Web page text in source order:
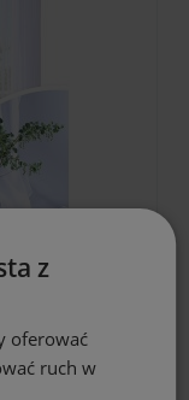
na
77,70 zł
z
oferować
ruch w